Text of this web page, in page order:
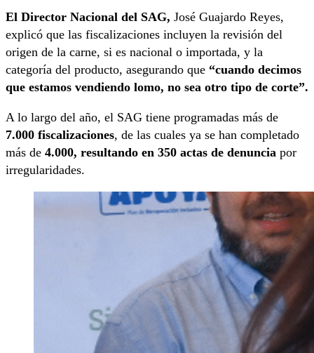
El Director Nacional del SAG, José Guajardo Reyes,
explicó que las fiscalizaciones incluyen la revisión del
origen de la carne, si es nacional o importada, y la
categoría del producto, asegurando que “cuando decimos
que estamos vendiendo lomo, no sea otro tipo de corte”.
A lo largo del año, el SAG tiene programadas más de
7.000 fiscalizaciones, de las cuales ya se han completado
más de 4.000, resultando en 350 actas de denuncia por
irregularidades.